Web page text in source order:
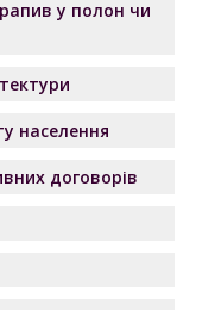
у полон чи
населення
договорів